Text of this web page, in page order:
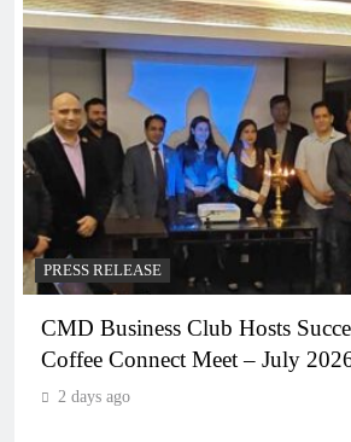
PRESS RELEASE
CMD Business Club Hosts
Coffee Connect Meet – July
2 days ago